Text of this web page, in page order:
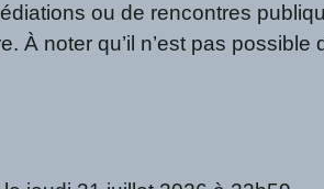
ou de rencontres
noter qu’il n’est pas